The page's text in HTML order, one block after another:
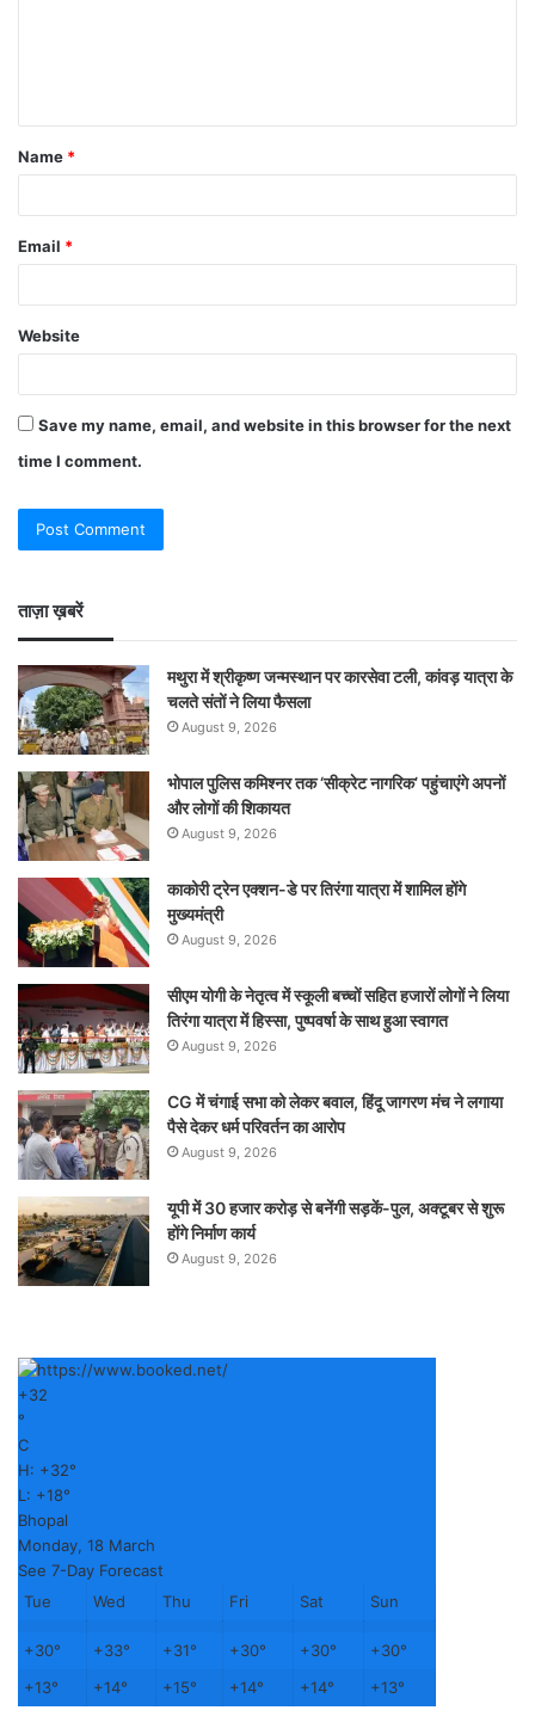
Name *
Email *
Website
Save my name, email, and website in this browser for the next
time I comment.
ताज़ा ख़बरें
मथुरा में श्रीकृष्ण जन्मस्थान पर कारसेवा टली, कांवड़ यात्रा के
चलते संतों ने लिया फैसला
August 9, 2026
भोपाल पुलिस कमिश्नर तक ‘सीक्रेट नागरिक’ पहुंचाएंगे अपनों
और लोगों की शिकायत
August 9, 2026
काकोरी ट्रेन एक्शन-डे पर तिरंगा यात्रा में शामिल होंगे
मुख्यमंत्री
August 9, 2026
सीएम योगी के नेतृत्व में स्कूली बच्चों सहित हजारों लोगों ने लिया
तिरंगा यात्रा में हिस्सा, पुष्पवर्षा के साथ हुआ स्वागत
August 9, 2026
CG में चंगाई सभा को लेकर बवाल, हिंदू जागरण मंच ने लगाया
पैसे देकर धर्म परिवर्तन का आरोप
August 9, 2026
यूपी में 30 हजार करोड़ से बनेंगी सड़कें-पुल, अक्टूबर से शुरू
होंगे निर्माण कार्य
August 9, 2026
+32
°
C
H: +32°
L: +18°
Bhopal
Monday, 18 March
See 7-Day Forecast
Tue
Wed Thu Fri Sat Sun
+30° +33° +31° +30° +30° +30°
+13° +14° +15° +14° +14° +13°